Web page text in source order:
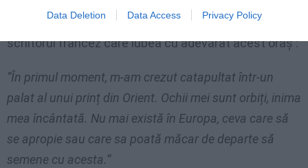
Data Deletion Data Access Privacy Policy
şi chic din oraş) . Închei cu cuvintele lui Stendhal,
scriitorul francez care iubea cu adevărat acest oraş :
“În primul moment, m-am crezut catapultat într-un
palat al unui prinț din Orient. Ochii mei sunt orbiți, inima
mea încântată. Nu mai există în Europa, ceva care să
se apropie sau care sa poată măcar de departe să
semene cu acesta.”